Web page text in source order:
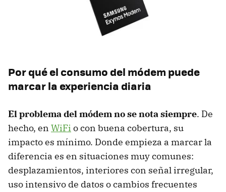
Por qué el consumo del módem puede
marcar la experiencia diaria
El problema del módem no se nota siempre. De
hecho, en WiFi o con buena cobertura, su
impacto es mínimo. Donde empieza a marcar la
diferencia es en situaciones muy comunes:
desplazamientos, interiores con señal irregular,
uso intensivo de datos o cambios frecuentes